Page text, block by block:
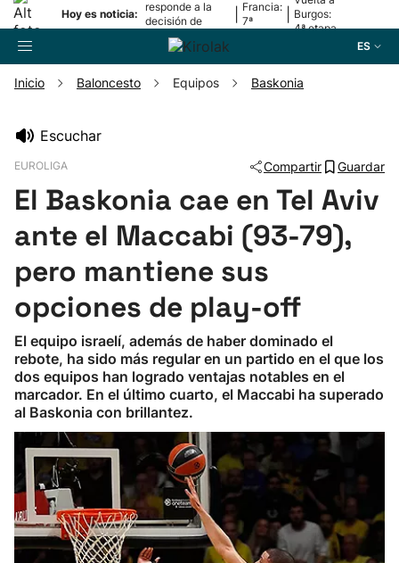
Hoy es noticia:
responde a la
decisión de
Oriamendi
Francia:
7ª
Burgos:
4ª etapa
ES
Pelota
Remo
Baloncesto
Ciclismo
Balonmano
Kirolak 360
Inicio Baloncesto Equipos Baskonia
Escuchar
EUROLIGA Compartir Guardar
El Baskonia cae en Tel Aviv
ante el Maccabi (93-79),
pero mantiene sus
opciones de play-off
El equipo israelí, además de haber dominado el
rebote, ha sido más regular en un partido en el que los
dos equipos han logrado ventajas notables en el
marcador. En el último cuarto, el Maccabi ha superado
al Baskonia con brillantez.